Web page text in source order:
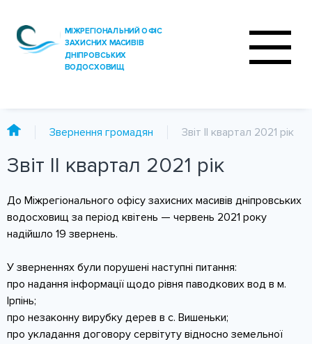
ПРО ОФІС
ДІЯЛЬНІСТЬ
АНАЛІЗ ВОДИ
ПРЕС-ЦЕНТР
КОНТАКТИ
Звернення громадян Звіт ІІ квартал 2021 рік
Звіт ІІ квартал 2021 рік
До Міжрегіонального офісу захисних масивів дніпровських
водосховищ за період квітень — червень 2021 року
надійшло 19 звернень.
У зверненнях були порушені наступні питання:
про надання інформації щодо рівня паводкових вод в м.
Ірпінь;
про незаконну вирубку дерев в с. Вишеньки;
про укладання договору сервітуту відносно земельної